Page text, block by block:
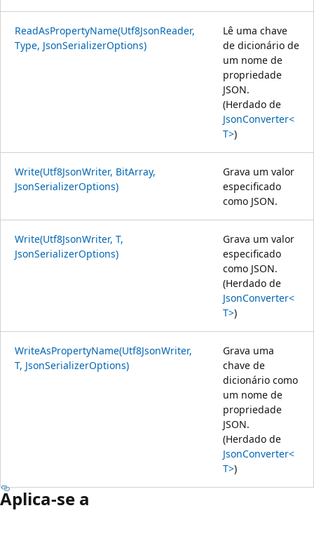
ReadAsPropertyName(Utf8JsonReader,
Type, JsonSerializerOptions)
Lê uma chave
de dicionário de
um nome de
propriedade
JSON.
(Herdado de
JsonConverter<
T>)
Write(Utf8JsonWriter, BitArray,
JsonSerializerOptions)
Grava um valor
especificado
como JSON.
Write(Utf8JsonWriter, T,
JsonSerializerOptions)
Grava um valor
especificado
como JSON.
(Herdado de
JsonConverter<
T>)
WriteAsPropertyName(Utf8JsonWriter,
T, JsonSerializerOptions)
Grava uma
chave de
dicionário como
um nome de
propriedade
JSON.
(Herdado de
JsonConverter<
T>)
Aplica-se a